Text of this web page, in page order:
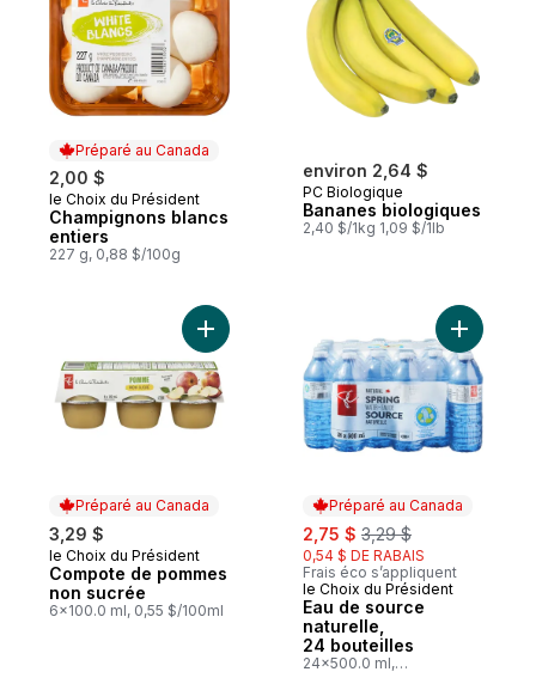
Préparé au Canada
2,00 $
Préparé au Canada
le Choix du Président
Champignons blancs
entiers
227 g, 0,88 $/100g
environ 2,64 $
PC Biologique
Bananes biologiques
2,40 $/1kg 1,09 $/1lb
Préparé au Canada
3,29 $
Préparé au Canada
le Choix du Président
Compote de pommes
non sucrée
6x100.0 ml, 0,55 $/100ml
Préparé au Canada
sale:
2,75 $ , formerly:
3,29 $
0,54 $ DE RABAIS
Frais éco s’appliquent
Préparé au Canada
le Choix du Président
Eau de source
naturelle,
24 bouteilles
24x500.0 ml,
Ajouter